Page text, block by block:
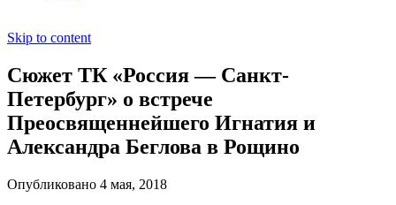
Skip to content
Сюжет ТК «Россия — Санкт-
Петербург» о встрече
Преосвященнейшего Игнатия и
Александра Беглова в Рощино
Опубликовано 4 мая, 2018